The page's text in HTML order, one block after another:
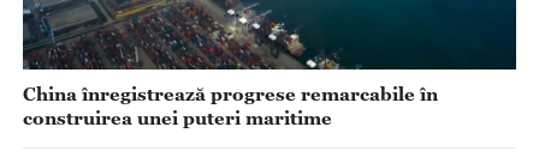
China înregistrează progrese remarcabile în
construirea unei puteri maritime